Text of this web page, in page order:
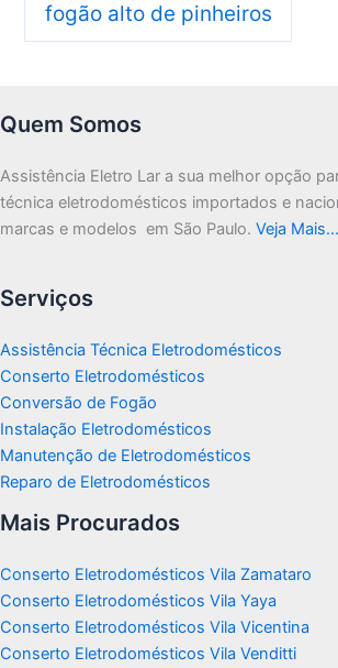
fogão alto de pinheiros
Quem Somos
Assistência Eletro Lar a sua melhor opção
técnica eletrodomésticos importados e
marcas e modelos em São Paulo. Veja Mais…
Serviços
Assistência Técnica Eletrodomésticos
Conserto Eletrodomésticos
Conversão de Fogão
Instalação Eletrodomésticos
Manutenção de Eletrodomésticos
Reparo de Eletrodomésticos
Mais Procurados
Conserto Eletrodomésticos Vila Zamataro
Conserto Eletrodomésticos Vila Yaya
Conserto Eletrodomésticos Vila Vicentina
Conserto Eletrodomésticos Vila Venditti